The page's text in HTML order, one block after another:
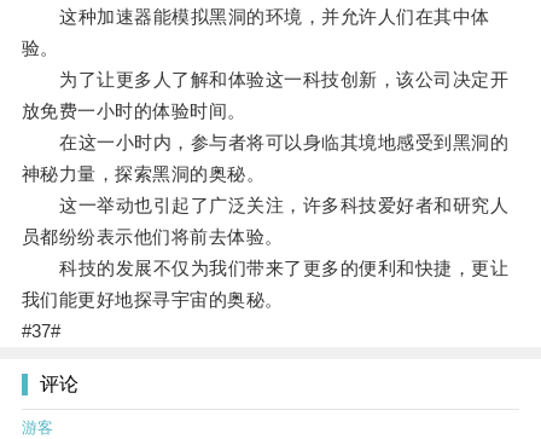
这种加速器能模拟黑洞的环境，并允许人们在其中体
验。
为了让更多人了解和体验这一科技创新，该公司决定开
放免费一小时的体验时间。
在这一小时内，参与者将可以身临其境地感受到黑洞的
神秘力量，探索黑洞的奥秘。
这一举动也引起了广泛关注，许多科技爱好者和研究人
员都纷纷表示他们将前去体验。
科技的发展不仅为我们带来了更多的便利和快捷，更让
我们能更好地探寻宇宙的奥秘。
#37#
评论
游客